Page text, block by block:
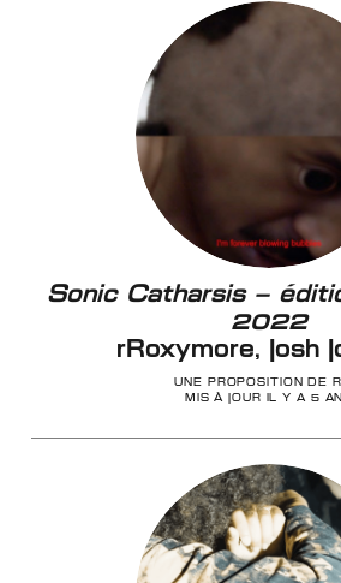
Sonic Catharsis –
2022
rRoxymore, Josh
UNE PROPOSITION DE
MIS À JOUR IL Y A 5